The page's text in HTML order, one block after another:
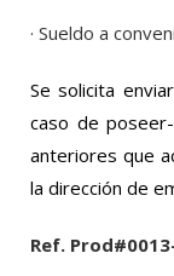
· Sueldo a
Se solicita
caso de
anteriores que
la dirección de
Ref.